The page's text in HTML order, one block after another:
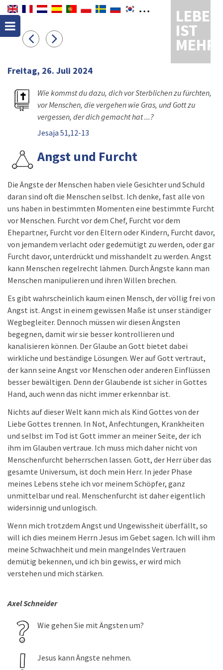
LEBEN
IST
MEHR
Freitag, 26. Juli 2024
Wie kommst du dazu, dich vor Sterblichen zu fürchten,
vor Menschen, die vergehen wie Gras, und Gott zu
vergessen, der dich gemacht hat ...?
Jesaja 51,12-13
Angst und Furcht
Die Ängste der Menschen haben viele Gesichter und Schuld
daran sind oft die Menschen selbst. Ich denke, fast alle von
uns haben in bestimmten Momenten eine bestimmte Furcht
vor Menschen. Furcht vor dem Chef, Furcht vor dem
Ehepartner, Furcht vor den Eltern oder Kindern, Furcht davor,
von jemandem verlacht oder gedemütigt zu werden, oder gar
Furcht davor, unterdrückt und misshandelt zu werden. Angst
kann Menschen regelrecht lähmen. Durch Ängste kann man
Menschen manipulieren und ihren Willen brechen.
Es gibt wahrscheinlich kaum einen Mensch, der völlig frei von
Angst ist. Angst in einem gewissen Maße ist unser ständiger
Wegbegleiter. Dennoch müssen wir diesen Ängsten
begegnen, damit wir sie besser kontrollieren und
kanalisieren können. Der Glaube an Gott bietet dabei
wirkliche und beständige Lösungen. Wer auf Gott vertraut,
der kann seine Angst vor Menschen oder anderen Einflüssen
besser bewältigen. Denn der Glaubende ist sicher in Gottes
Hand, auch wenn das nicht immer erkennbar ist.
Nichts auf dieser Welt kann mich als Kind Gottes von der
Liebe Gottes trennen. In Not, Anfechtungen, Krankheiten
und selbst im Tod ist Gott immer an meiner Seite, der ich
ihm im Glauben vertraue. Ich muss mich daher nicht von
Menschenfurcht beherrschen lassen. Gott, der Herr über das
gesamte Universum, ist doch mein Herr. In jeder Phase
meines Lebens stehe ich vor meinem Schöpfer, ganz
unmittelbar und real. Menschenfurcht ist daher eigentlich
widersinnig und unlogisch.
Wenn mich trotzdem Angst und Ungewissheit überfällt, so
will ich dies meinem Herrn Jesus im Gebet sagen. Ich will ihm
meine Schwachheit und mein mangelndes Vertrauen
demütig bekennen, und ich bin gewiss, er wird mich
verstehen und mich stärken.
Axel Schneider
Wie gehen Sie mit Ängsten um?
Jesus kann Ängste nehmen.